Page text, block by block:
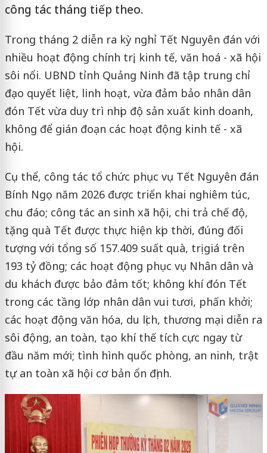
công tác tháng tiếp theo.
Trong tháng 2 diễn ra kỳ nghỉ Tết Nguyên đán với
nhiều hoạt động chính trị, kinh tế, văn hoá - xã hội
sôi nổi. UBND tỉnh Quảng Ninh đã tập trung chỉ
đạo quyết liệt, linh hoạt, vừa đảm bảo nhân dân
đón Tết vừa duy trì nhịp độ sản xuất kinh doanh,
không để gián đoạn các hoạt động kinh tế - xã
hội.
Cụ thể, công tác tổ chức phục vụ Tết Nguyên đán
Bính Ngọ năm 2026 được triển khai nghiêm túc,
chu đáo; công tác an sinh xã hội, chi trả chế độ,
tặng quà Tết được thực hiện kịp thời, đúng đối
tượng với tổng số 157.409 suất quà, trị giá trên
193 tỷ đồng; các hoạt động phục vụ Nhân dân và
du khách được bảo đảm tốt; không khí đón Tết
trong các tầng lớp nhân dân vui tươi, phấn khởi;
các hoạt động văn hóa, du lịch, thương mại diễn ra
sôi động, an toàn, tạo khí thế tích cực ngay từ
đầu năm mới; tình hình quốc phòng, an ninh, trật
tự an toàn xã hội cơ bản ổn định.